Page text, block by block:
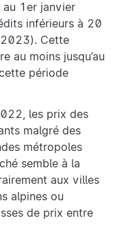
1er janvier
inférieurs à 20
Cette
au moins jusqu’au
période
les prix des
malgré des
métropoles
semble à la
aux villes
alpines ou
de prix entre